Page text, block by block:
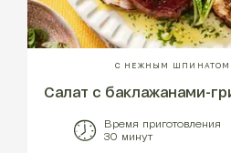
С НЕЖНЫМ ШПИНАТОМ
Салат с баклажанами-
Время приготовления
30 минут